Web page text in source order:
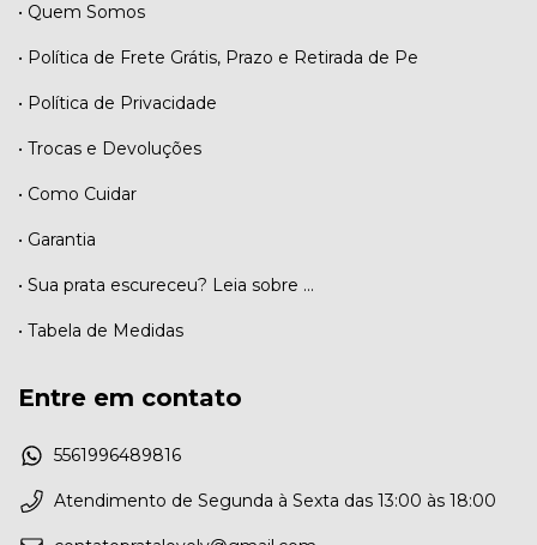
• Quem Somos
• Política de Frete Grátis, Prazo e Retirada de Pe
• Política de Privacidade
• Trocas e Devoluções
• Como Cuidar
• Garantia
• Sua prata escureceu? Leia sobre ...
• Tabela de Medidas
Entre em contato
5561996489816
Atendimento de Segunda à Sexta das 13:00 às 18:00